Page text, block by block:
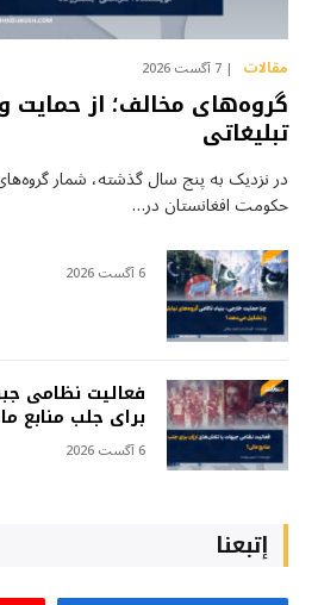
مقالات 7 آگست 2026
گروه‌های مخالف؛ از حمایت
تبلیغاتی
در نزدیک به پنج سال گذشته، شمار
حکومت افغانستان در…
6 آگست 2026
فعالیت نظامی
برای جلب منابع
6 آگست 2026
إتبعنا